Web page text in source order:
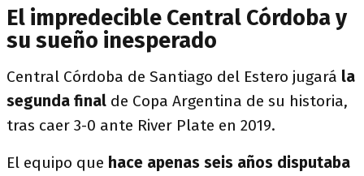
El impredecible Central Córdoba y
su sueño inesperado
Central Córdoba de Santiago del Estero jugará la
segunda final de Copa Argentina de su historia,
tras caer 3-0 ante River Plate en 2019.
El equipo que hace apenas seis años disputaba